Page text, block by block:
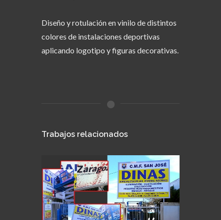
Diseño y rotulación en vinilo de distintos
colores de instalaciones deportivas
aplicando logotipo y figuras decorativas.
Trabajos relacionados